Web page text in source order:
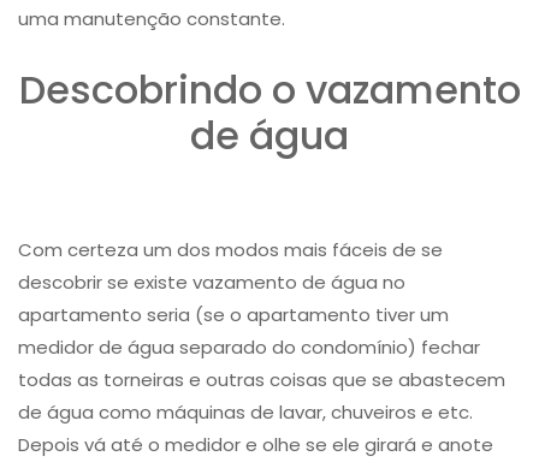
uma manutenção constante.
Descobrindo o vazamento
de água
Com certeza um dos modos mais fáceis de se
descobrir se existe vazamento de água no
apartamento seria (se o apartamento tiver um
medidor de água separado do condomínio) fechar
todas as torneiras e outras coisas que se abastecem
de água como máquinas de lavar, chuveiros e etc.
Depois vá até o medidor e olhe se ele girará e anote